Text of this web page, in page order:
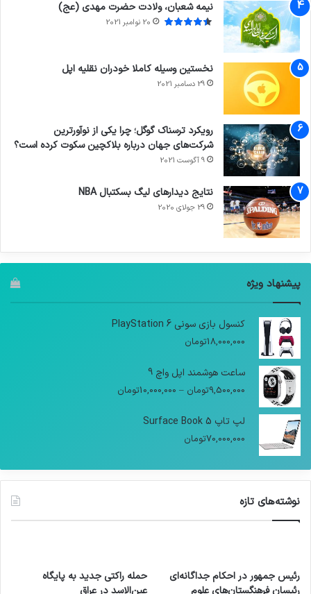
نیمه شعبان، ولادت حضرت مهدی (عج)
20 نوامبر 2021
نخستین وسیله کاملا خودران نقلیه اپل
29 دسامبر 2021
رویکرد ترسناک گوگل؛ چرا یکی از نوآورترین
شرکت‌های جهان درباره بلاکچین سکوت کرده است؟
9 آگوست 2021
نتایج دیدار‌های لیگ بسکتبال NBA
29 جولای 2020
پیشنهاد ویژه
کنسول بازی سونی PlayStation 6
18,000,000تومان
ساعت هوشمند اپل واچ 9
9,500,000تومان –
10,000,000تومان
لپ تاپ Surface Book 5
70,000,000تومان
نوشته‌های تازه
رئیس جمهور در احکام جداگانه‌ای
رئیسان فرهنگستان‌های علوم
حمله راکتی جدید به پایگاه
عین‌الاسد در عراق